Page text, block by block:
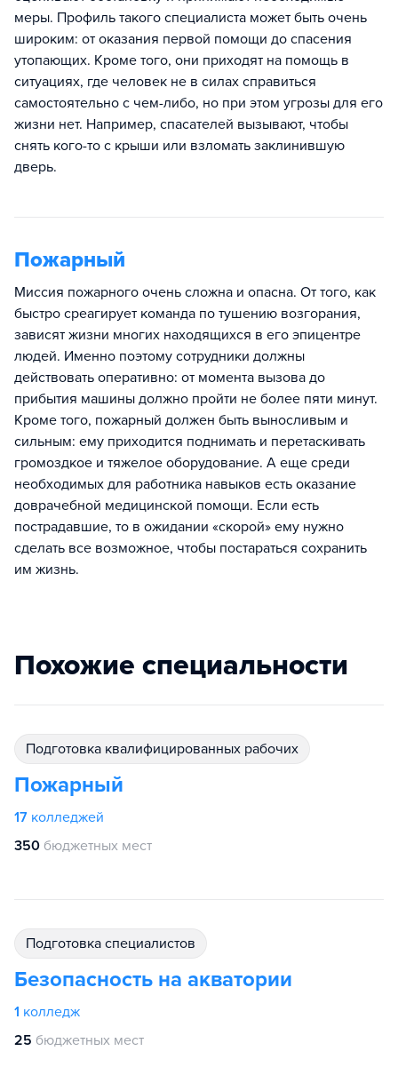
меры. Профиль такого специалиста может быть очень
широким: от оказания первой помощи до спасения
утопающих. Кроме того, они приходят на помощь в
ситуациях, где человек не в силах справиться
самостоятельно с чем-либо, но при этом угрозы для его
жизни нет. Например, спасателей вызывают, чтобы
снять кого-то с крыши или взломать заклинившую
дверь.
Пожарный
Миссия пожарного очень сложна и опасна. От того, как
быстро среагирует команда по тушению возгорания,
зависят жизни многих находящихся в его эпицентре
людей. Именно поэтому сотрудники должны
действовать оперативно: от момента вызова до
прибытия машины должно пройти не более пяти минут.
Кроме того, пожарный должен быть выносливым и
сильным: ему приходится поднимать и перетаскивать
громоздкое и тяжелое оборудование. А еще среди
необходимых для работника навыков есть оказание
доврачебной медицинской помощи. Если есть
пострадавшие, то в ожидании «скорой» ему нужно
сделать все возможное, чтобы постараться сохранить
им жизнь.
Похожие специальности
подготовка квалифицированных рабочих
Пожарный
17 колледжей
350 бюджетных мест
подготовка специалистов
Безопасность на акватории
1 колледж
25 бюджетных мест